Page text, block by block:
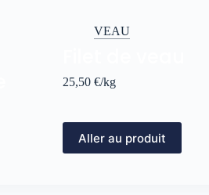
VEAU
25,50 €/kg
Aller au produit